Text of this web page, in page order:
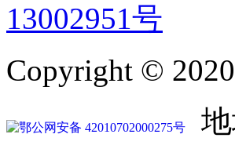
13002951号
Copyright ©
鄂公网安备 42010702000275号